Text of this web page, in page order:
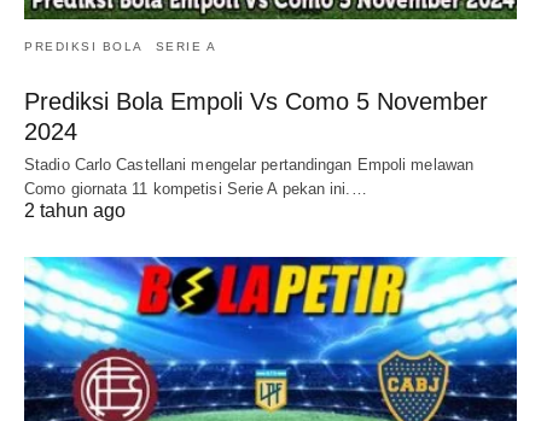
PREDIKSI BOLA SERIE A
Prediksi Bola Empoli Vs Como 5 November
2024
Stadio Carlo Castellani mengelar pertandingan Empoli melawan
Como giornata 11 kompetisi Serie A pekan ini.…
2 tahun ago